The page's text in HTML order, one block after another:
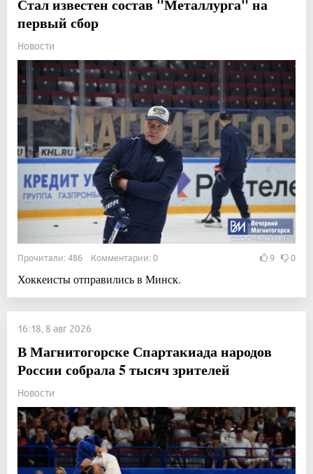
Стал известен состав "Металлурга" на
первый сбор
Новости
Прочитали: 486 Комментарии: 0 9 0
Хоккеисты отправились в Минск.
16:18, 8 авг 2026
В Магнитогорске Спартакиада народов
России собрала 5 тысяч зрителей
Новости